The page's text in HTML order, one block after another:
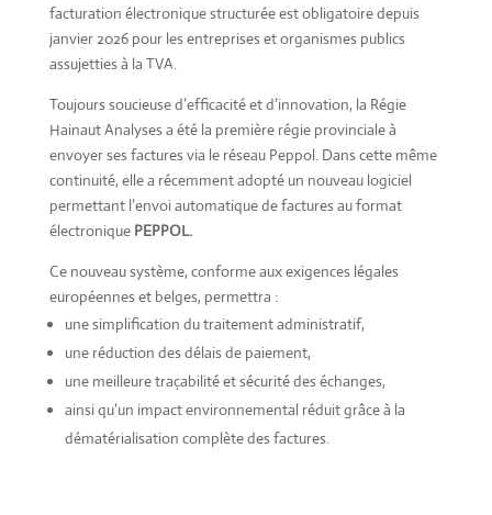
facturation électronique structurée est obligatoire depuis
janvier 2026 pour les entreprises et organismes publics
assujetties à la TVA.
Toujours soucieuse d’efficacité et d’innovation, la Régie
Hainaut Analyses a été la première régie provinciale à
envoyer ses factures via le réseau Peppol. Dans cette même
continuité, elle a récemment adopté un nouveau logiciel
permettant l’envoi automatique de factures au format
électronique PEPPOL.
Ce nouveau système, conforme aux exigences légales
européennes et belges, permettra :
une simplification du traitement administratif,
une réduction des délais de paiement,
une meilleure traçabilité et sécurité des échanges,
ainsi qu’un impact environnemental réduit grâce à la
dématérialisation complète des factures.